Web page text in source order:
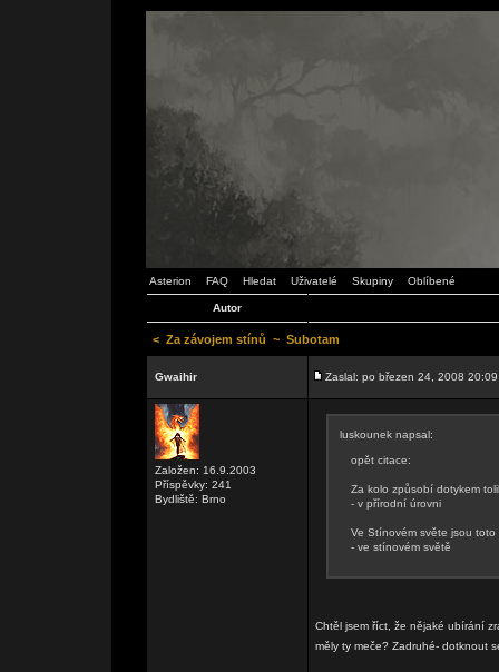
Asterion FAQ Hledat Uživatelé Skupiny Oblíbené
Autor
< Za závojem stínů ~ Subotam
Gwaihir Zaslal: po březen 24, 2008 20:09
Založen: 16.9.2003
Příspěvky: 241
Bydliště: Brno
luskounek napsal:
opět citace:
Za kolo způsobí dotykem
- v přírodní úrovni
Ve Stínovém světe jsou
- ve stínovém světě
Chtěl jsem říct, že nějaké ubírání
měly ty meče? Zadruhé- dotknout